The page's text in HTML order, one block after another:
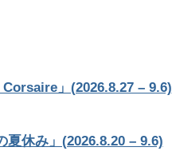
」(2026.8.27 – 9.6)
夏休み」(2026.8.20 – 9.6)